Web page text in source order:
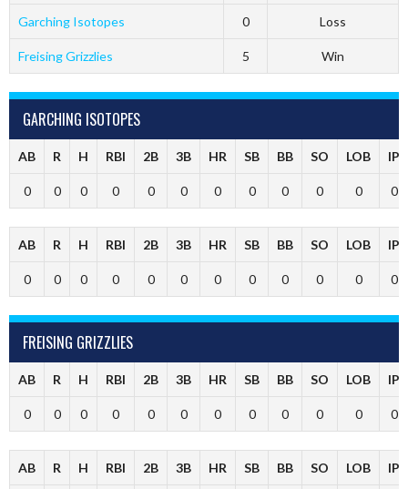
Garching Isotopes 0 Loss
Freising Grizzlies 5 Win
GARCHING ISOTOPES
AB R H RBI 2B 3B HR SB BB SO LOB IP
0 0 0 0 0 0 0 0 0 0 0 0
AB R H RBI 2B 3B HR SB BB SO LOB IP
0 0 0 0 0 0 0 0 0 0 0 0
FREISING GRIZZLIES
AB R H RBI 2B 3B HR SB BB SO LOB IP
0 0 0 0 0 0 0 0 0 0 0 0
AB R H RBI 2B 3B HR SB BB SO LOB IP